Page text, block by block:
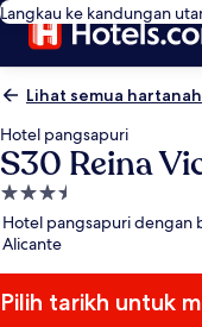
Langkau ke kandungan
Lihat semua hartanah
Hotel pangsapuri
S30 Reina
Hartanah
3.5
bintang
Hotel pangsapuri dengan
Alicante
Pilih tarikh untuk